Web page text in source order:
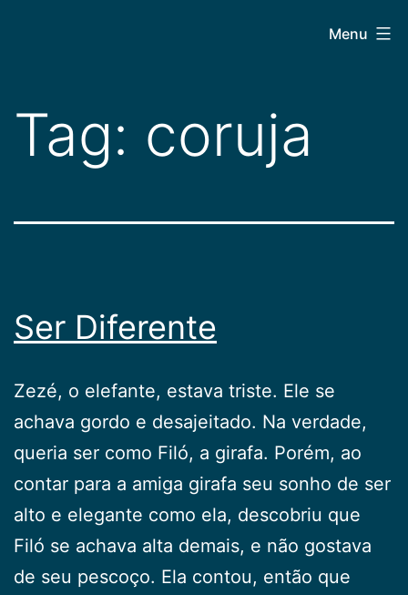
conteúdo
Menu
Tag: coruja
Ser Diferente
Zezé, o elefante, estava triste. Ele se
achava gordo e desajeitado. Na verdade,
queria ser como Filó, a girafa. Porém, ao
contar para a amiga girafa seu sonho de ser
alto e elegante como ela, descobriu que
Filó se achava alta demais, e não gostava
de seu pescoço. Ela contou, então que